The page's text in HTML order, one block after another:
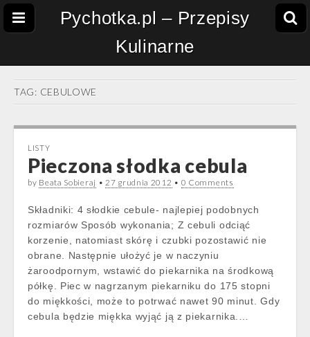
Pychotka.pl – Przepisy
Kulinarne
TAG: CEBULOWE
LISTY
Pieczona słodka cebula
by Beata Sobieraj •27 grudnia 2012 • 0 Comments
Składniki: 4 słodkie cebule- najlepiej podobnych
rozmiarów Sposób wykonania; Z cebuli odciąć
korzenie, natomiast skórę i czubki pozostawić nie
obrane. Następnie ułożyć je w naczyniu
żaroodpornym, wstawić do piekarnika na środkową
półkę. Piec w nagrzanym piekarniku do 175 stopni
do miękkości, może to potrwać nawet 90 minut. Gdy
cebula będzie miękka wyjąć ją z piekarnika.…